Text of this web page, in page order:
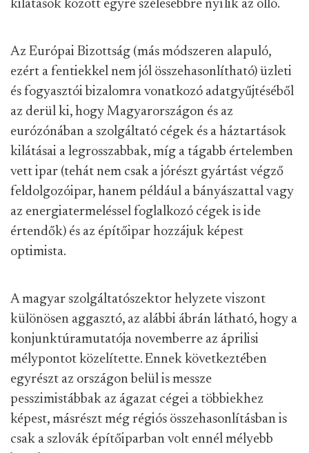
kilátások között egyre szélesebbre nyílik az olló.
Az Európai Bizottság (más módszeren alapuló,
ezért a fentiekkel nem jól összehasonlítható) üzleti
és fogyasztói bizalomra vonatkozó adatgyűjtéséből
az derül ki, hogy Magyarországon és az
eurózónában a szolgáltató cégek és a háztartások
kilátásai a legrosszabbak, míg a tágabb értelemben
vett ipar (tehát nem csak a jórészt gyártást végző
feldolgozóipar, hanem például a bányászattal vagy
az energiatermeléssel foglalkozó cégek is ide
értendők) és az építőipar hozzájuk képest
optimista.
A magyar szolgáltatószektor helyzete viszont
különösen aggasztó, az alábbi ábrán látható, hogy a
konjunktúramutatója novemberre az áprilisi
mélypontot közelítette. Ennek következtében
egyrészt az országon belül is messze
pesszimistábbak az ágazat cégei a többiekhez
képest, másrészt még régiós összehasonlításban is
csak a szlovák építőiparban volt ennél mélyebb